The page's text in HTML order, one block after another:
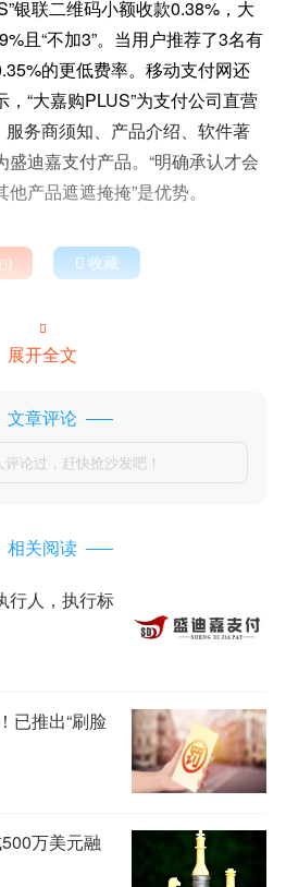
银联二维码小额收款0.38%，大
且“不加3”。当用户推荐了3名有
的更低费率。移动支付网还
“大嘉购PLUS”为支付公司直营
务商须知、产品介绍、软件著
迪嘉支付产品。“明确承认才会
产品遮遮掩掩”是优势。
)  收藏

展开全文
文章评论
论过，赶快抢沙发吧！
相关阅读
行人，执行标
已推出“刷脸
万美元融